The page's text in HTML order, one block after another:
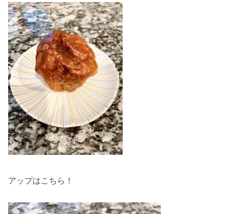
アップはこちら！